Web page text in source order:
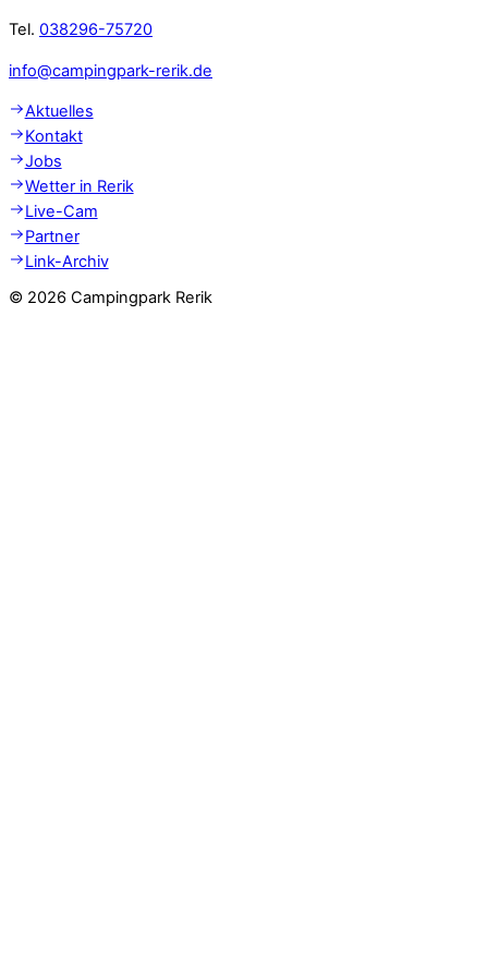
Tel. 038296-75720
info@campingpark-rerik.de
Aktuelles
Kontakt
Jobs
Wetter in Rerik
Live-Cam
Partner
Link-Archiv
© 2026 Campingpark Rerik